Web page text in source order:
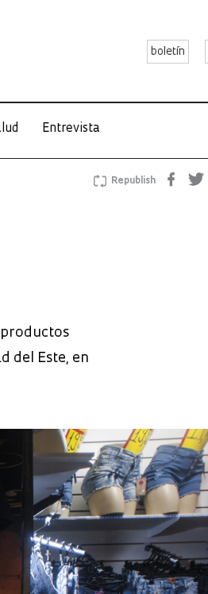
boletín
Entrevista
Republish
del Este, en